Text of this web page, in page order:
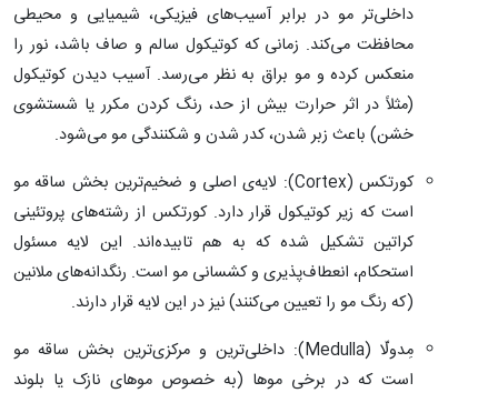
داخلی‌تر مو در برابر آسیب‌های فیزیکی، شیمیایی و محیطی
محافظت می‌کند. زمانی که کوتیکول سالم و صاف باشد، نور را
منعکس کرده و مو براق به نظر می‌رسد. آسیب دیدن کوتیکول
(مثلاً در اثر حرارت بیش از حد، رنگ کردن مکرر یا شستشوی
خشن) باعث زبر شدن، کدر شدن و شکنندگی مو می‌شود.
کورتکس (Cortex): لایه‌ی اصلی و ضخیم‌ترین بخش ساقه مو
است که زیر کوتیکول قرار دارد. کورتکس از رشته‌های پروتئینی
کراتین تشکیل شده که به هم تابیده‌اند. این لایه مسئول
استحکام، انعطاف‌پذیری و کشسانی مو است. رنگدانه‌های ملانین
(که رنگ مو را تعیین می‌کنند) نیز در این لایه قرار دارند.
مِدولّا (Medulla): داخلی‌ترین و مرکزی‌ترین بخش ساقه مو
است که در برخی موها (به خصوص موهای نازک یا بلوند